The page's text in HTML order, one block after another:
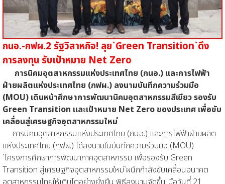
กนอ.-กฟผ.2 รัฐวิสาหกิจ! ลุย`Green Transition`ดึง
การลงทุน รับเป้าหมาย Net Zero
การนิคมอุตสาหกรรมแห่งประเทศไทย (กนอ.) และการไฟฟ้า
ฝ่ายผลิตแห่งประเทศไทย (กฟผ.) ลงนามบันทึกความร่วมมือ
(MOU) เดินหน้าศึกษาการพัฒนานิคมอุตสาหกรรมสีเขียว รองรับ
Green Transition และเป้าหมาย Net Zero ของประเทศ เพื่อขับ
เคลื่อนสู่เศรษฐกิจอุตสาหกรรมใหม่
การนิคมอุตสาหกรรมแห่งประเทศไทย (กนอ.) และการไฟฟ้าฝ่ายผลิต
แห่งประเทศไทย (กฟผ.) ได้ลงนามในบันทึกความร่วมมือ (MOU)
`โครงการศึกษาการพัฒนาภาคอุตสาหกรรม เพื่อรองรับ Green
Transition สู่เศรษฐกิจอุตสาหกรรมใหม่`ผนึกกำลังขับเคลื่อนอนาคต